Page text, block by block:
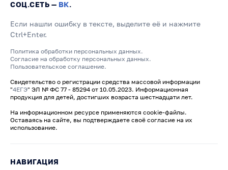
СОЦ.СЕТЬ — ВК.
Если нашли ошибку в тексте, выделите её и нажмите
Ctrl+Enter.
Политика обработки персональных данных.
Согласие на обработку персональных данных.
Пользовательское соглашение.
Свидетельство о регистрации средства массовой информации
"4ЕГЭ" ЭЛ № ФС 77 - 85294 от 10.05.2023. Информационная
продукция для детей, достигших возраста шестнадцати лет.
На информационном ресурсе применяются cookie-файлы.
Оставаясь на сайте, вы подтверждаете своё согласие на их
использование.
НАВИГАЦИЯ